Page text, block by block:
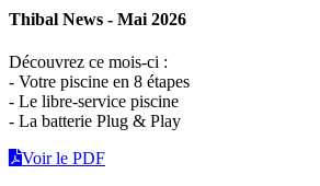
Thibal News - Mai 2026
Découvrez ce mois-ci :
- Votre piscine en 8 étapes
- Le libre-service piscine
- La batterie Plug & Play
Voir le PDF